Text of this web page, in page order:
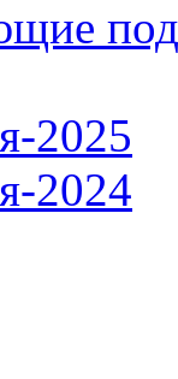
2025
2024